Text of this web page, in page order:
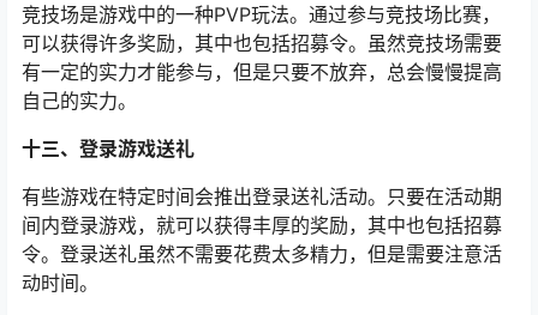
竞技场是游戏中的一种PVP玩法。通过参与竞技场比赛，
可以获得许多奖励，其中也包括招募令。虽然竞技场需要
有一定的实力才能参与，但是只要不放弃，总会慢慢提高
自己的实力。
十三、登录游戏送礼
有些游戏在特定时间会推出登录送礼活动。只要在活动期
间内登录游戏，就可以获得丰厚的奖励，其中也包括招募
令。登录送礼虽然不需要花费太多精力，但是需要注意活
动时间。